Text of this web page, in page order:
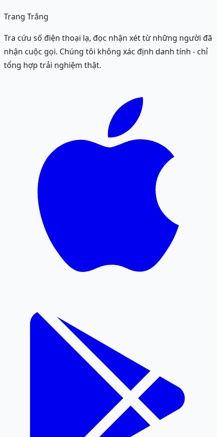
Trang Trắng
Tra cứu số điện thoại lạ, đọc nhận xét từ những người đã
nhận cuộc gọi. Chúng tôi không xác định danh tính - chỉ
tổng hợp trải nghiệm thật.